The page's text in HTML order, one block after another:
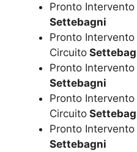
Pronto
Settebagni
Pronto
Circuito
Pronto
Settebagni
Pronto
Circuito
Pronto
Settebagni